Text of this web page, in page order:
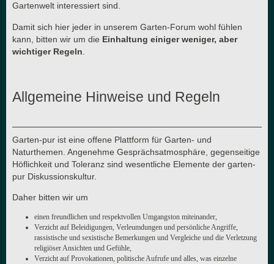
Gartenwelt interessiert sind.
Damit sich hier jeder in unserem Garten-Forum wohl fühlen
kann, bitten wir um die Einhaltung einiger weniger, aber
wichtiger Regeln
Allgemeine Hinweise und Regeln
Garten-pur ist eine offene Plattform für Garten- und
Naturthemen. Angenehme Gesprächsatmosphäre, gegenseitige
Höflichkeit und Toleranz sind wesentliche Elemente der garten-
pur Diskussionskultur.
Daher bitten wir um
einen freundlichen und respektvollen Umgangston miteinander,
Verzicht auf Beleidigungen, Verleumdungen und persönliche Angriffe,
rassistische und sexistische Bemerkungen und Vergleiche und die Verletzung
religiöser Ansichten und Gefühle,
Verzicht auf Provokationen, politische Aufrufe und alles, was einzelne